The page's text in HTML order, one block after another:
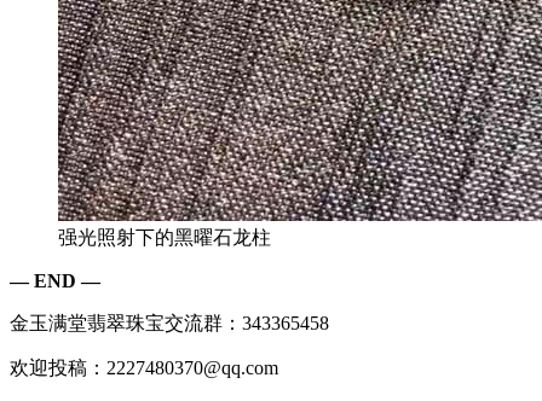
强光照射下的黑曜石龙柱
— END —
金玉满堂翡翠珠宝交流群：343365458
欢迎投稿：2227480370@qq.com